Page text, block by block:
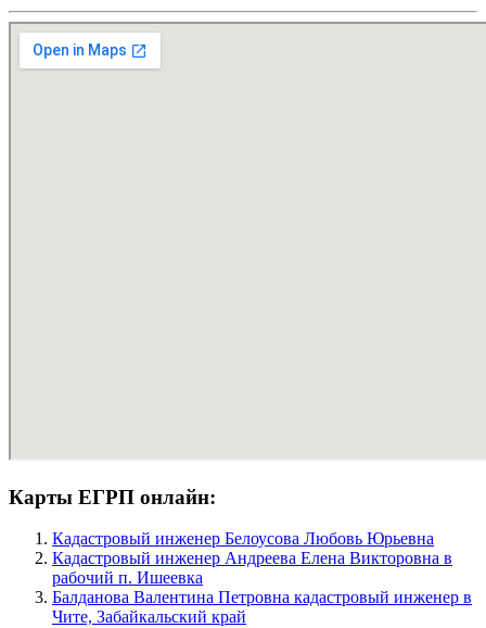
Карты ЕГРП онлайн:
Кадастровый инженер Белоусова Любовь Юрьевна
Кадастровый инженер Андреева Елена Викторовна в
рабочий п. Ишеевка
Балданова Валентина Петровна кадастровый инженер в
Чите, Забайкальский край